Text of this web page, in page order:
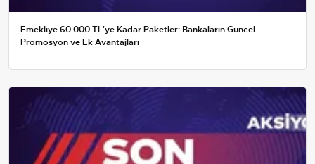
Emekliye 60.000 TL'ye Kadar Paketler: Bankaların Güncel
Promosyon ve Ek Avantajları